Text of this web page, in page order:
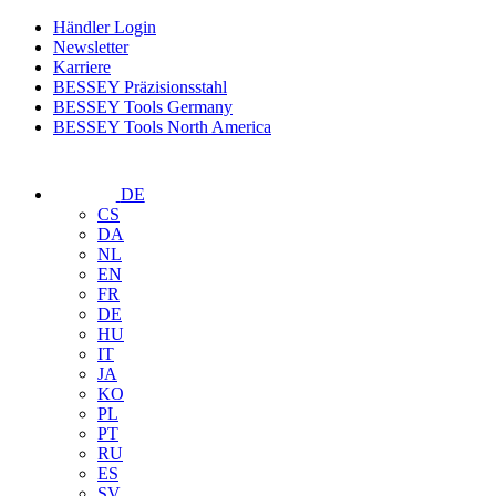
Händler Login
Newsletter
Karriere
BESSEY Präzisionsstahl
BESSEY Tools Germany
BESSEY Tools North America
DE
CS
DA
NL
EN
FR
DE
HU
IT
JA
KO
PL
PT
RU
ES